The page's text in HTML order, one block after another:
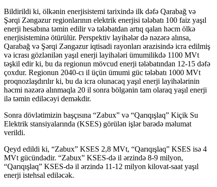
Bildirildi ki, ölkənin enerjisistemi tarixində ilk dəfə Qarabağ və
Şərqi Zəngəzur regionlarının elektrik enerjisi tələbatı 100 faiz yaşıl
enerji hesabına təmin edilir və tələbatdan artıq qalan həcm ölkə
enerjisisteminə ötürülür. Perspektiv layihələr də nəzərə alınsa,
Qarabağ və Şərqi Zəngəzur iqtisadi rayonları ərazisində icra edilmiş
və icrası gözlənilən yaşıl enerji layihələri ümumilikdə 1100 MVt
təşkil edir ki, bu da regionun mövcud enerji tələbatından 12-15 dəfə
çoxdur. Regionun 2040-cı il üçün ümumi güc tələbatı 1000 MVt
proqnozlaşdırılır ki, bu da icra olunacaq yaşıl enerji layihələrinin
həcmi nəzərə alınmaqla 20 il sonra bölgənin tam olaraq yaşıl enerji
ilə təmin ediləcəyi deməkdir.
Sonra dövlətimizin başçısına “Zabux” və “Qarıqışlaq” Kiçik Su
Elektrik stansiyalarında (KSES) görülən işlər barədə məlumat
verildi.
Qeyd edildi ki, “Zabux” KSES 2,8 MVt, “Qarıqışlaq” KSES isə 4
MVt gücündədir. “Zabux” KSES-də il ərzində 8-9 milyon,
“Qarıqışlaq” KSES-də il ərzində 11-12 milyon kilovat-saat yaşıl
enerji istehsal ediləcək.